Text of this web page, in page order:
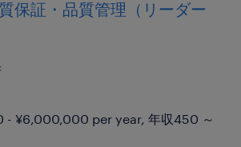
保証・品質管理（リーダー
- ¥6,000,000 per year, 年収450 ～